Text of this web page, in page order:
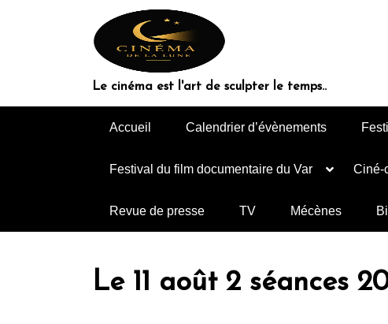
Le cinéma est l'art de sculpter le temps..
Accueil Calendrier d’évènements
Festival du film documentaire du Var Ciné-
Revue de presse TV Mécènes
Le 11 août 2 séances